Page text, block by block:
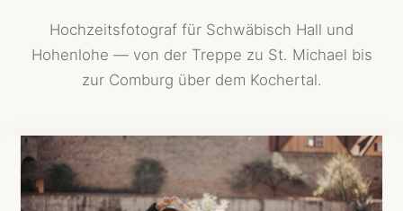
Hochzeitsfotograf für Schwäbisch Hall und
Hohenlohe — von der Treppe zu St. Michael bis
zur Comburg über dem Kochertal.